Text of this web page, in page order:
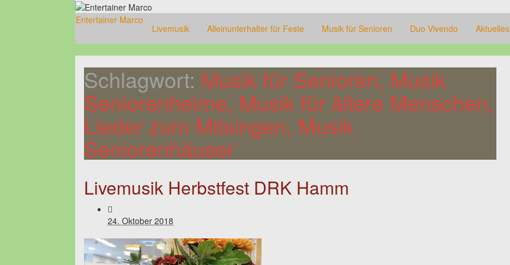
Entertainer Marco
Livemusik Alleinunterhalter für Feste Musik für Senioren Duo Vivendo Aktuelles
Schlagwort: Musik für Senioren, Musik
Seniorenheime, Musik für ältere Menschen,
Lieder zum Mitsingen, Musik
Seniorenhäuser
Livemusik Herbstfest DRK Hamm
24. Oktober 2018